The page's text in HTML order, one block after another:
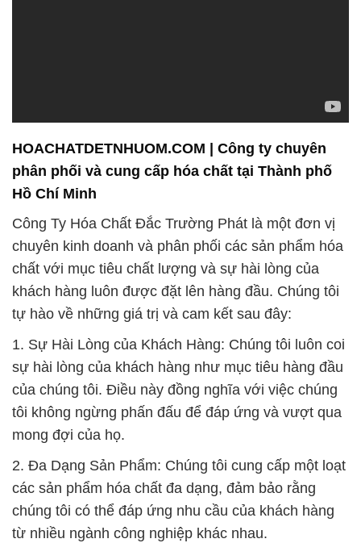
HOACHATDETNHUOM.COM | Công ty chuyên
phân phối và cung cấp hóa chất tại Thành phố
Hồ Chí Minh
Công Ty Hóa Chất Đắc Trường Phát là một đơn vị
chuyên kinh doanh và phân phối các sản phẩm hóa
chất với mục tiêu chất lượng và sự hài lòng của
khách hàng luôn được đặt lên hàng đầu. Chúng tôi
tự hào về những giá trị và cam kết sau đây:
1. Sự Hài Lòng của Khách Hàng: Chúng tôi luôn coi
sự hài lòng của khách hàng như mục tiêu hàng đầu
của chúng tôi. Điều này đồng nghĩa với việc chúng
tôi không ngừng phấn đấu để đáp ứng và vượt qua
mong đợi của họ.
2. Đa Dạng Sản Phẩm: Chúng tôi cung cấp một loạt
các sản phẩm hóa chất đa dạng, đảm bảo rằng
chúng tôi có thể đáp ứng nhu cầu của khách hàng
từ nhiều ngành công nghiệp khác nhau.